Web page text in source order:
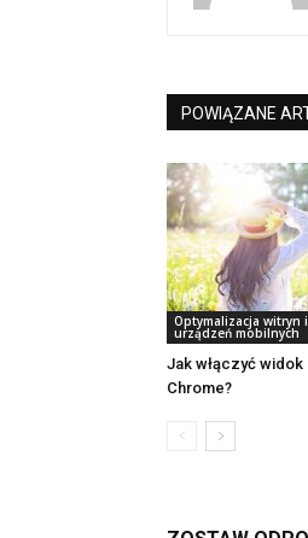
POWIĄZANE
Optymalizacja witryn
urządzeń mobilnych
Jak włączyć widok
Chrome?